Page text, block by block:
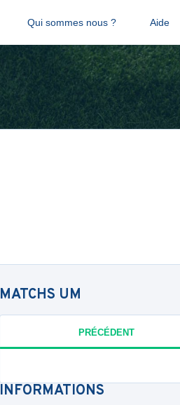
Qui sommes nous ? Aide
MATCHS UM
PRÉCÉDENT
INFORMATIONS